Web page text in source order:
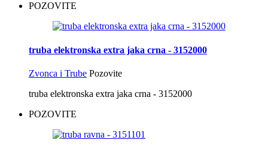
POZOVITE
truba elektronska extra jaka crna - 3152000
Zvonca i Trube Pozovite
truba elektronska extra jaka crna - 3152000
POZOVITE